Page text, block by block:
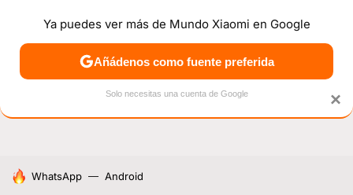
NOTICIAS MÓVILES TUTORIALES OFERTAS
HOY SE HABLA DE
WhatsApp Android
×
Ya puedes ver más de Mundo Xiaomi en Google
Añádenos como fuente preferida
Solo necesitas una cuenta de Google